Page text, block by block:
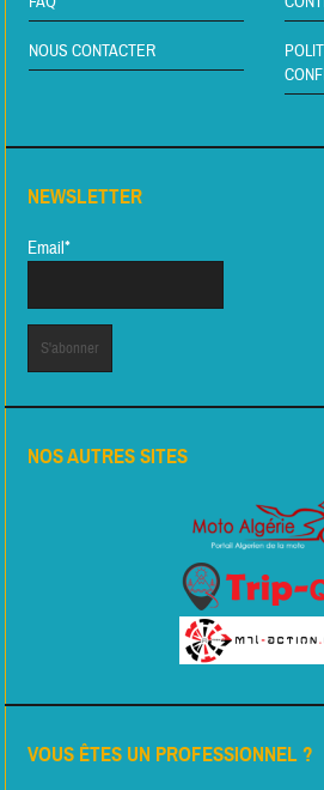
NOUS CONTACTER
NEWSLETTER
Email*
NOS AUTRES SITES
VOUS ÊTES UN PROFESSIONNEL ?